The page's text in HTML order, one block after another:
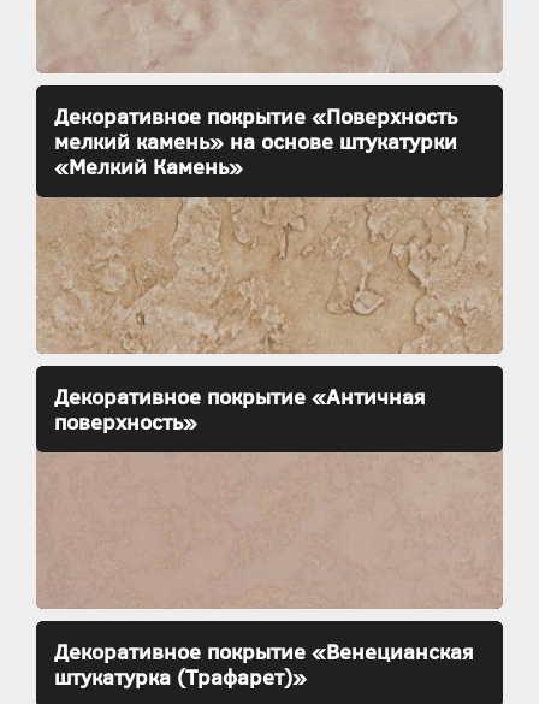
Декоративное покрытие «Поверхность
мелкий камень» на основе штукатурки
«Мелкий Камень»
Декоративное покрытие «Античная
поверхность»
Декоративное покрытие «Венецианская
штукатурка (Трафарет)»